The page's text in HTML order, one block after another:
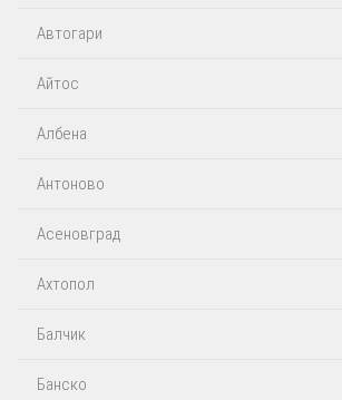
Автогари
Айтос‎
Албена
Антоново
Асеновград
Ахтопол
Балчик
Банско